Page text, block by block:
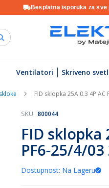
Besplatna isporuka za sve
Ventilatori Skriveno
FID sklopka 25A 0.3 4P
FID sklopka
PF6-25/4/
SKU 800044
Dostupnost: Na Lageru